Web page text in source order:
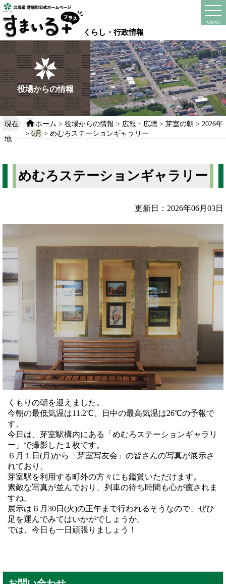
本
文
へ
移
動
る
くらし・行政情報
MENU
instagram
役場からの情報
現在
地
ホーム > 役場からの情報 > 広報・広聴> 芽室の朝 > 2026年
> 6月 > めむろステーションギャラリー
めむろステーションギャラリー
更新日：2026年06月03日
くもりの朝を迎えました。
今朝の最低気温は11.2℃、日中の最高気温は26℃の予報で
す。
今日は、芽室駅構内にある「めむろステーションギャラリ
ー」で撮影した１枚です。
６月１日(月)から「芽室写友会」の皆さんの写真が展示さ
れており、
芽室駅を利用する町外の方々にも鑑賞いただけます。
素敵な写真が並んでおり、列車の待ち時間も心が癒されま
すね。
展示は６月30日(火)の正午まで行われるそうなので、ぜひ
足を運んでみてはいかがでしょうか。
では、今日も一日頑張りましょう！